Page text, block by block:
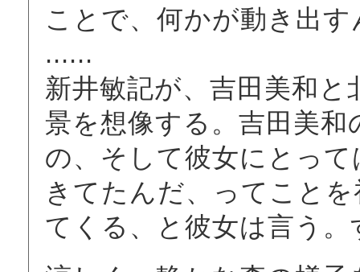
ことで、何かが動き出
......
新井敏記が、吉田美和
景を想像する。吉田美
の、そして彼女にとっ
きてたんだ、ってこと
てくる、と彼女は言う